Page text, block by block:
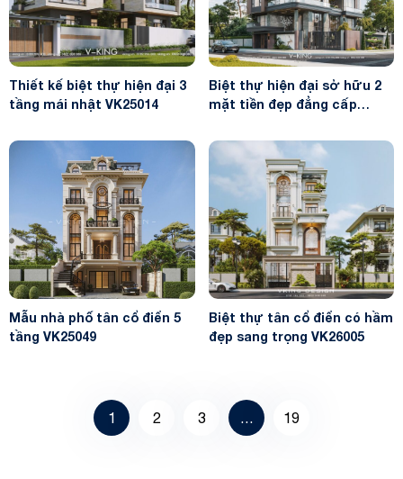
Thiết kế biệt thự hiện đại 3
tầng mái nhật VK25014
Biệt thự hiện đại sở hữu 2
mặt tiền đẹp đẳng cấp
Mẫu nhà phố tân cổ điển 5
tầng VK25049
Biệt thự tân cổ điển có hầm
đẹp sang trọng VK26005
1 2 3 … 19